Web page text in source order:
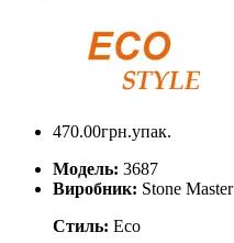
470.00грн.упак.
Модель: 3687
Виробник: Stone Master
Стиль: Eco